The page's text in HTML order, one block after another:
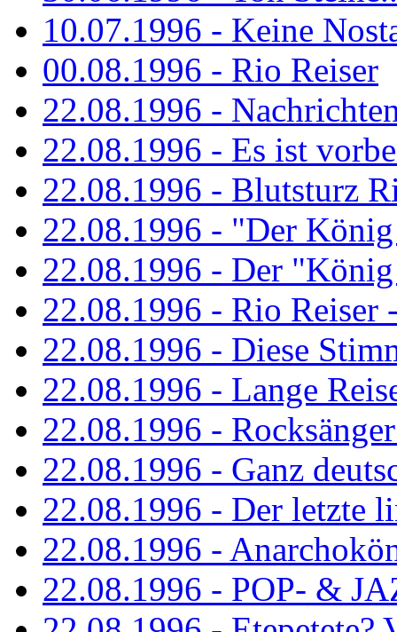
10.07.1996 - Keine
00.08.1996 - Rio Reiser
22.08.1996 -
22.08.1996 - Es ist
22.08.1996 - Blutsturz
22.08.1996 - "Der
22.08.1996 - Der
22.08.1996 - Rio Reiser
22.08.1996 - Diese
22.08.1996 - Lange
22.08.1996 -
22.08.1996 - Ganz
22.08.1996 - Der letzte
22.08.1996 -
22.08.1996 - POP- &